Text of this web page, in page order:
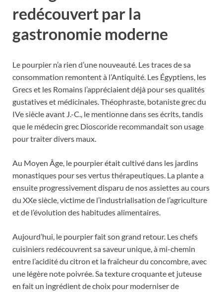
redécouvert par la
gastronomie moderne
Le pourpier n’a rien d’une nouveauté. Les traces de sa
consommation remontent à l’Antiquité. Les Égyptiens, les
Grecs et les Romains l’appréciaient déjà pour ses qualités
gustatives et médicinales. Théophraste, botaniste grec du
IVe siècle avant J.-C., le mentionne dans ses écrits, tandis
que le médecin grec Dioscoride recommandait son usage
pour traiter divers maux.
Au Moyen Âge, le pourpier était cultivé dans les jardins
monastiques pour ses vertus thérapeutiques. La plante a
ensuite progressivement disparu de nos assiettes au cours
du XXe siècle, victime de l’industrialisation de l’agriculture
et de l’évolution des habitudes alimentaires.
Aujourd’hui, le pourpier fait son grand retour. Les chefs
cuisiniers redécouvrent sa saveur unique, à mi-chemin
entre l’acidité du citron et la fraîcheur du concombre, avec
une légère note poivrée. Sa texture croquante et juteuse
en fait un ingrédient de choix pour moderniser de